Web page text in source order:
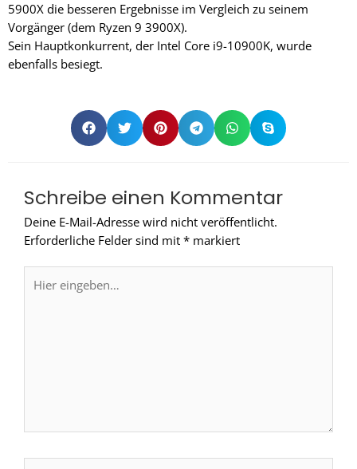
5900X die besseren Ergebnisse im Vergleich zu seinem
Vorgänger (dem Ryzen 9 3900X).
Sein Hauptkonkurrent, der Intel Core i9-10900K, wurde
ebenfalls besiegt.
Schreibe einen Kommentar
Deine E-Mail-Adresse wird nicht veröffentlicht.
Erforderliche Felder sind mit * markiert
eingeben…